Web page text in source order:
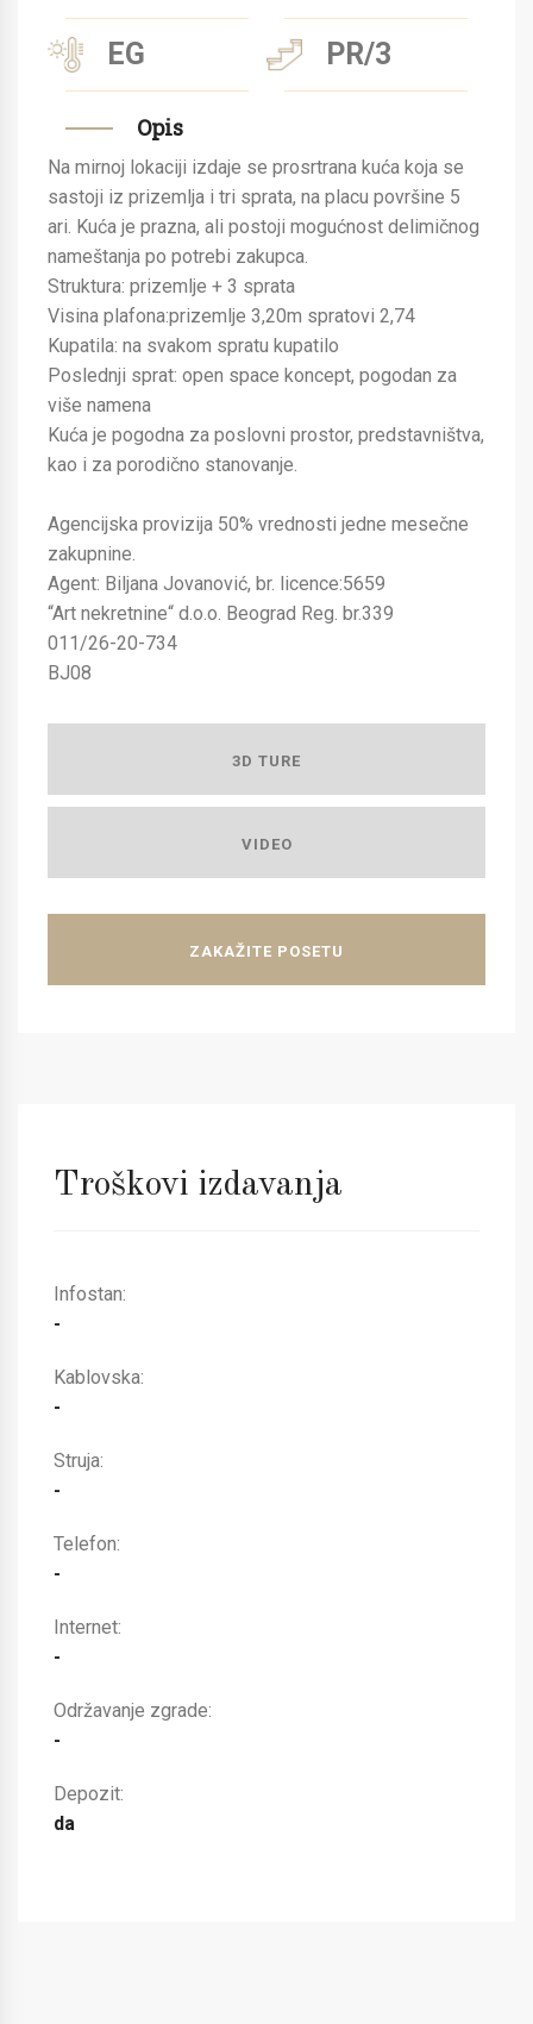
EG PR/3
Opis
Na mirnoj lokaciji izdaje se prosrtrana kuća koja se
sastoji iz prizemlja i tri sprata, na placu površine 5
ari. Kuća je prazna, ali postoji mogućnost delimičnog
nameštanja po potrebi zakupca.
Struktura: prizemlje + 3 sprata
Visina plafona:prizemlje 3,20m spratovi 2,74
Kupatila: na svakom spratu kupatilo
Poslednji sprat: open space koncept, pogodan za
više namena
Kuća je pogodna za poslovni prostor, predstavništva,
kao i za porodično stanovanje.
Agencijska provizija 50% vrednosti jedne mesečne
zakupnine.
Agent: Biljana Jovanović, br. licence:5659
“Art nekretnine“ d.o.o. Beograd Reg. br.339
011/26-20-734
BJ08
3D TURE
VIDEO
ZAKAŽITE POSETU
Troškovi izdavanja
Infostan:
-
Kablovska:
-
Struja:
-
Telefon:
-
Internet:
-
Održavanje zgrade:
-
Depozit:
da